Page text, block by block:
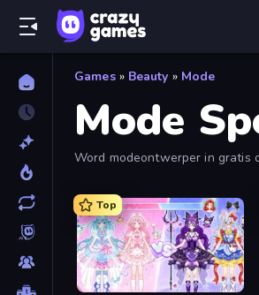
Games » Beauty » Mode
Mode
Word modeontwerper in gratis
Top
Idol Livestream: Fashion Game